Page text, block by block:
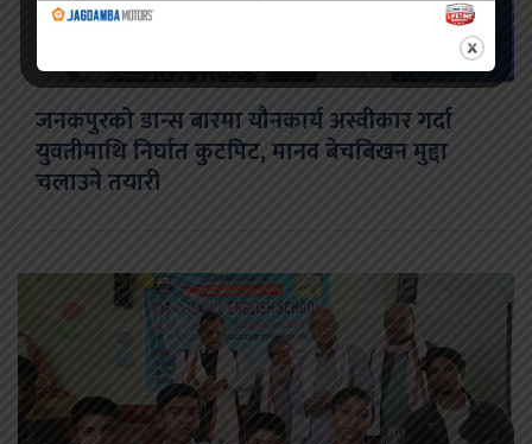
जनकपुरको डान्स बारमा यौनकार्य अस्वीकार गर्दा
युवतीमाथि निर्घात कुटपिट, मानव बेचबिखन मुद्दा
चलाउने तयारी